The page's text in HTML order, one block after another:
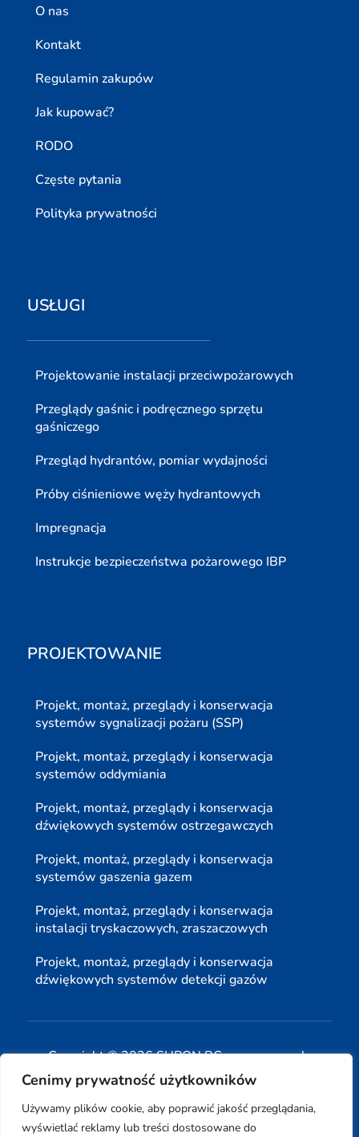
Cenimy prywatność użytkowników
Używamy plików cookie, aby poprawić jakość przeglądania,
wyświetlać reklamy lub treści dostosowane do
O nas
Kontakt
Regulamin zakupów
Jak kupować?
RODO
Częste pytania
Polityka prywatności
USŁUGI
Projektowanie instalacji przeciwpożarowych
Przeglądy gaśnic i podręcznego sprzętu
gaśniczego
Przegląd hydrantów, pomiar wydajności
Próby ciśnieniowe węży hydrantowych
Impregnacja
Instrukcje bezpieczeństwa pożarowego IBP
PROJEKTOWANIE
Projekt, montaż, przeglądy i konserwacja
systemów sygnalizacji pożaru (SSP)
Projekt, montaż, przeglądy i konserwacja
systemów oddymiania
Projekt, montaż, przeglądy i konserwacja
dźwiękowych systemów ostrzegawczych
Projekt, montaż, przeglądy i konserwacja
systemów gaszenia gazem
Projekt, montaż, przeglądy i konserwacja
instalacji tryskaczowych, zraszaczowych
Projekt, montaż, przeglądy i konserwacja
dźwiękowych systemów detekcji gazów
Copyright © 2026 SUPON BC sp, z o. o. sp. k.
| Realizacja: www.woh.group